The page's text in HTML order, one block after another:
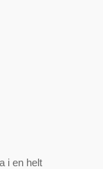
i en helt